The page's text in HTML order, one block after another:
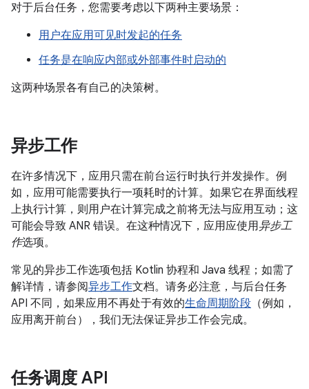
对于后台任务，您需要考虑以下两种主要场景：
用户在应用可见时发起的任务
任务是在响应内部或外部事件时启动的
这两种场景各有自己的决策树。
异步工作
在许多情况下，应用只需在前台运行时执行并发操作。例
如，应用可能需要执行一项耗时的计算。如果它在界面线程
上执行计算，则用户在计算完成之前将无法与应用互动；这
可能会导致 ANR 错误。在这种情况下，应用应使用异步工
作选项。
常见的异步工作选项包括 Kotlin 协程和 Java 线程；如需了
解详情，请参阅异步工作文档。请务必注意，与后台任务
API 不同，如果应用不再处于有效的生命周期阶段 （例如，
应用离开前台），我们无法保证异步工作会完成。
任务调度 API